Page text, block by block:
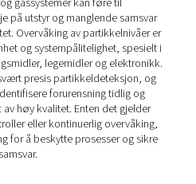
trykkluften fri for partikler i
og elektronikk, der selv
påvirke produktkvaliteten og
M1/M2 detekterer partikler så